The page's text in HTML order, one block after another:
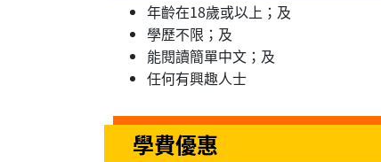
年齡在18歲或以上；及
學歷不限；及
能閱讀簡單中文；及
任何有興趣人士
學費優惠